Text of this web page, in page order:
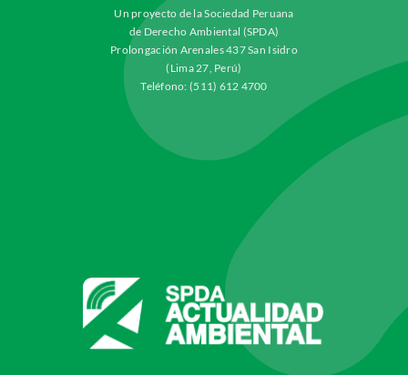
Un proyecto de la Sociedad Peruana
de Derecho Ambiental (SPDA)
Prolongación Arenales 437 San Isidro
(Lima 27, Perú)
Teléfono: (511) 612 4700